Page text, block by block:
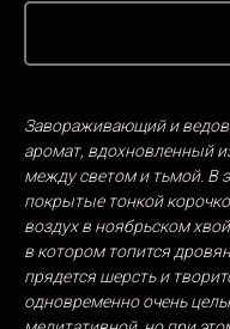
Завораживающий и
аромат, вдохновленный
между светом и тьмой. В
покрытые тонкой
воздух в ноябрьском
в котором топится
прядется шерсть и
одновременно очень